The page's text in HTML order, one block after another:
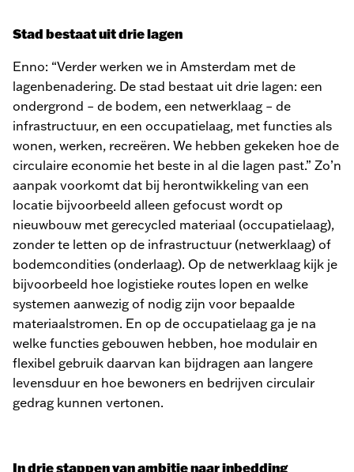
Stad bestaat uit drie lagen
Enno: “Verder werken we in Amsterdam met de
lagenbenadering. De stad bestaat uit drie lagen: een
ondergrond – de bodem, een netwerklaag – de
infrastructuur, en een occupatielaag, met functies als
wonen, werken, recreëren. We hebben gekeken hoe de
circulaire economie het beste in al die lagen past.” Zo’n
aanpak voorkomt dat bij herontwikkeling van een
locatie bijvoorbeeld alleen gefocust wordt op
nieuwbouw met gerecycled materiaal (occupatielaag),
zonder te letten op de infrastructuur (netwerklaag) of
bodemcondities (onderlaag). Op de netwerklaag kijk je
bijvoorbeeld hoe logistieke routes lopen en welke
systemen aanwezig of nodig zijn voor bepaalde
materiaalstromen. En op de occupatielaag ga je na
welke functies gebouwen hebben, hoe modulair en
flexibel gebruik daarvan kan bijdragen aan langere
levensduur en hoe bewoners en bedrijven circulair
gedrag kunnen vertonen.
In drie stappen van ambitie naar inbedding